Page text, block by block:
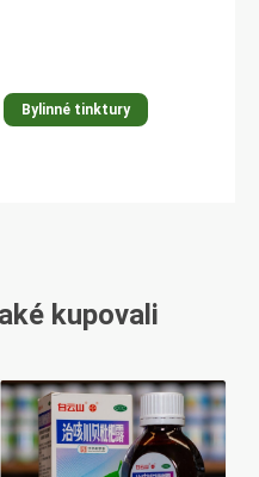
Bylinné tinktury
kupovali